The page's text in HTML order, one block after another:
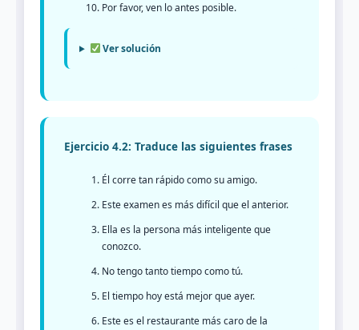
Por favor, ven lo antes posible.
Ver solución
Ejercicio 4.2: Traduce las siguientes frases
Él corre tan rápido como su amigo.
Este examen es más difícil que el anterior.
Ella es la persona más inteligente que
conozco.
No tengo tanto tiempo como tú.
El tiempo hoy está mejor que ayer.
Este es el restaurante más caro de la